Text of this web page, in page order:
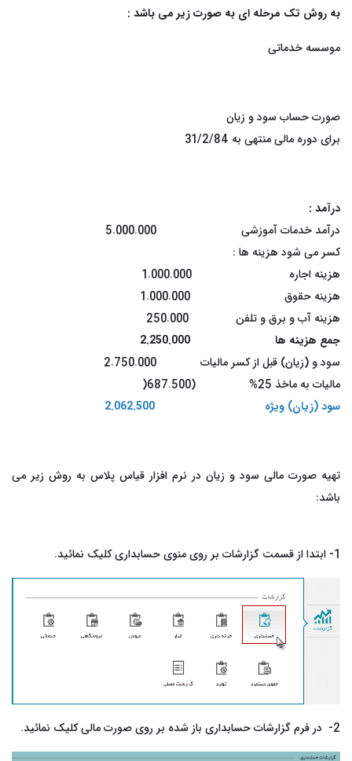
به روش تک مرحله ای به صورت زیر می باشد :
موسسه خدماتی
صورت حساب سود و زیان
برای دوره مالی منتهی به 31/2/84
درآمد :
درآمد خدمات آموزشی
کسر می شود هزینه ها :
هزینه اجاره
هزینه حقوق
1.000.000
هزینه آب و برق و تلفن
250.000
جمع هزینه ها 2.250.000
سود و (زیان) قبل از کسر مالیات
مالیات به ماخذ 25%
(687.500
(
سود (زیان) ویژه
تهیه صورت مالی سود و زیان در نرم افزار قیاس پلاس به روش زیر می
باشد:
1- ابتدا از قسمت گزارشات بر روی منوی حسابداری کلیک نمائید.
2- در فرم گزارشات حسابداری باز شده بر روی صورت مالی کلیک نمائید.